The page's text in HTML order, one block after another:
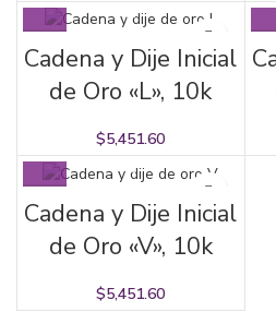
Cadena y Dije Inicial
de Oro «L», 10k
$5,451.60
Cadena y Dije Inicial
de Oro «V», 10k
$5,451.60